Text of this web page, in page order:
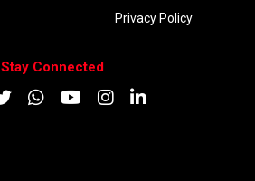
Privacy Policy
Stay Connected